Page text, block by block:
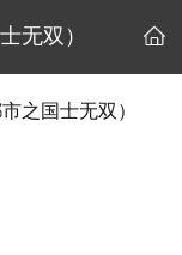
无双） 
之国士无双）